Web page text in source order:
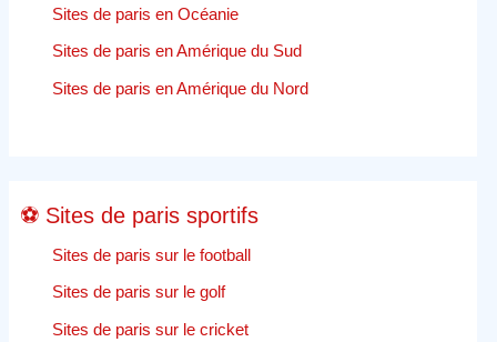
Sites de paris en Océanie
Sites de paris en Amérique du Sud
Sites de paris en Amérique du Nord
⚽ Sites de paris sportifs
Sites de paris sur le football
Sites de paris sur le golf
Sites de paris sur le cricket